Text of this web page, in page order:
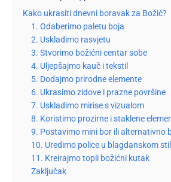
Kako ukrasiti dnevni boravak za Božić?
1. Odaberimo paletu boja
2. Uskladimo rasvjetu
3. Stvorimo božićni centar sobe
4. Uljepšajmo kauč i tekstil
5. Dodajmo prirodne elemente
6. Ukrasimo zidove i prazne površine
7. Uskladimo mirise s vizualom
8. Koristimo prozirne i staklene
9. Postavimo mini bor ili alternativno
10. Uredimo police u blagdanskom
11. Kreirajmo topli božićni kutak
Zaključak